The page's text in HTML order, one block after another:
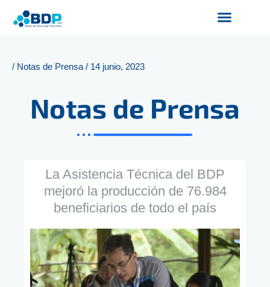
/ Notas de Prensa/ 14 junio, 2023
Notas de Prensa
La Asistencia Técnica del BDP
mejoró la producción de 76.984
beneficiarios de todo el país